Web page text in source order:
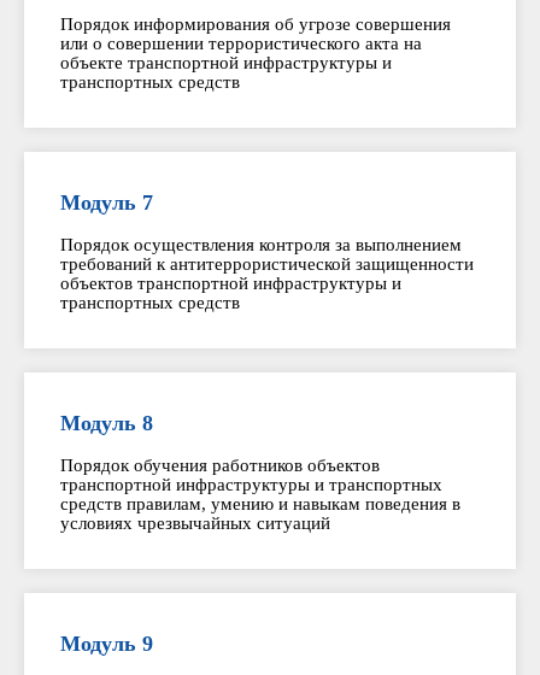
Порядок информирования об угрозе совершения
или о совершении террористического акта на
объекте транспортной инфраструктуры и
транспортных средств
Модуль 7
Порядок осуществления контроля за выполнением
требований к антитеррористической защищенности
объектов транспортной инфраструктуры и
транспортных средств
Модуль 8
Порядок обучения работников объектов
транспортной инфраструктуры и транспортных
средств правилам, умению и навыкам поведения в
условиях чрезвычайных ситуаций
Модуль 9